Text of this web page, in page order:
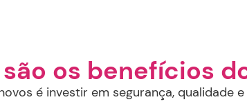
os benefícios
é investir em segurança,